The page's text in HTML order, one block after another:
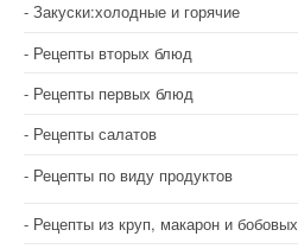
Закуски:холодные и горячие
Рецепты вторых блюд
Рецепты первых блюд
Рецепты салатов
Рецепты по виду продуктов
Рецепты из круп, макарон и бобовых